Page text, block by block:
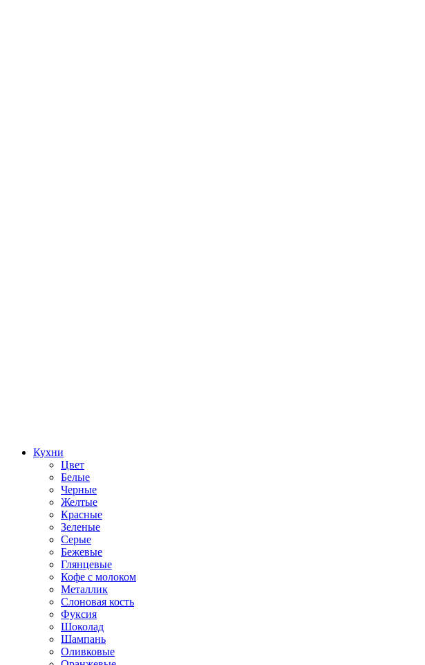
Кухни
Цвет
Белые
Черные
Желтые
Красные
Зеленые
Серые
Бежевые
Глянцевые
Кофе с молоком
Металлик
Слоновая кость
Фуксия
Шоколад
Шампань
Оливковые